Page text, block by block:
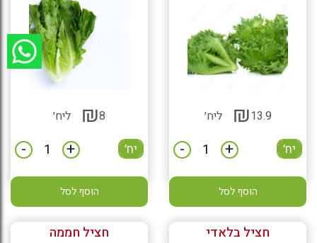
13.9
₪ ליח׳
יח׳ +
-
הוסף לסל
8
₪ ליח׳
יח׳ +
-
הוסף לסל
חציל בלאדי חציל חממה